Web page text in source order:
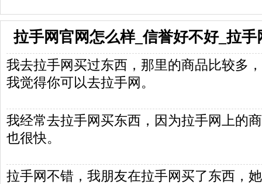
拉手网官网怎么样_信誉好不好_拉
我去拉手网买过东西，那里的商品比较多
我觉得你可以去拉手网。
我经常去拉手网买东西，因为拉手网上的
也很快。
拉手网不错，我朋友在拉手网买了东西，